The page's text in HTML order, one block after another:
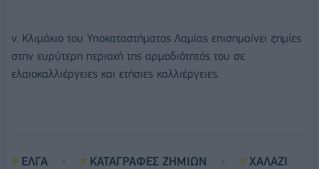
v. Κλιμάκιο του Υποκαταστήματος Λαμίας επισημαίνει ζημίες
στην ευρύτερη περιοχή της αρμοδιότητός του σε
ελαιοκαλλιέργειες και ετήσιες καλλιέργειες.
ΕΛΓΑ ΚΑΤΑΓΡΑΦΕΣ ΖΗΜΙΩΝ ΧΑΛΑΖΙ